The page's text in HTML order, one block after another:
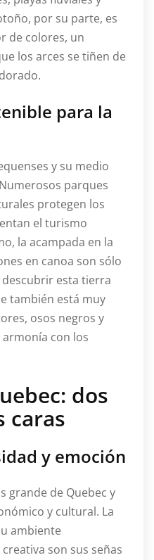
por su parte, es
de colores, un
los arces se tiñen de
para la
y su medio
parques
protegen los
el turismo
la acampada en la
en canoa son sólo
esta tierra
también está muy
osos negros y
con los
dos
caras
y emoción
grande de Quebec y
y cultural. La
ambiente
son sus señas